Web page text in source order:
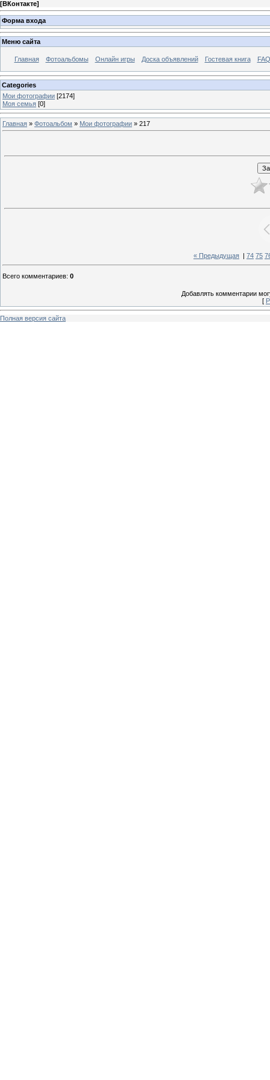
[ВКонтакте]
Форма входа
Меню сайта
Главная Фотоальбомы Онлайн игры Доска объявлений Гостевая книга
Categories
Мои фотографии [2174]
Моя семья [0]
Главная » Фотоальбом » Мои фотографии » 217
« Предыдущая 74 75
Всего комментариев: 0
Добавлять комментарии
[
Полная версия сайта